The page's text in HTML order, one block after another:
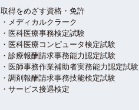
取得をめざす資格・免許
・メディカルクラーク
・医科医療事務検定試験
・医科医療コンピュータ検定試験
・診療報酬請求事務能力認定試験
・医師事務作業補助者実務能力認定試験
・調剤報酬請求事務技能検定試験
・サービス接遇検定